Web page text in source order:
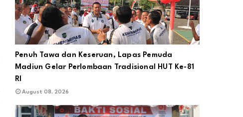
Penuh Tawa dan Keseruan, Lapas Pemuda
Madiun Gelar Perlombaan Tradisional HUT Ke-81
RI
August 08, 2026